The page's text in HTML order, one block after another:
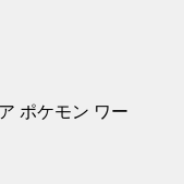
ポケモン ワー